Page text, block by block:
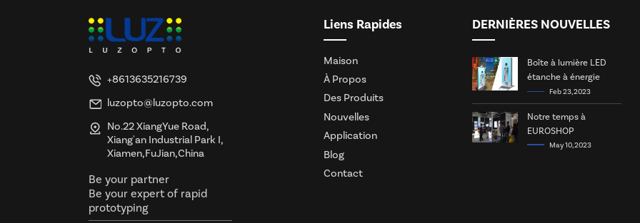
+8613635216739
luzopto@luzopto.com
No.22 XiangYue Road,
Xiang'an Industrial Park I,
Xiamen,FuJian,China
Be your partner
Be your expert of rapid
prototyping
Liens Rapides
Maison
À Propos
Des Produits
Nouvelles
Application
Blog
Contact
DERNIÈRES NOUVELLES
Boîte à lumière LED
étanche à énergie
solaireFeb 23, 2023
Notre temps à
EUROSHOP
May 10, 2023